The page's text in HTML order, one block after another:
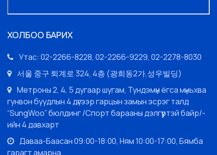
ХОЛБОО БАРИХ
Утас: 02-2266-8228, 02-2266-9229, 02-2278-8030
서울 중구 퇴계로 324, 4층 (광희동2가,성우빌딩)
Метроны 2, 4, 5 дугаар шугам, Тундэмүн ёгса мүньхва
гунвон буудлын 4 дүгээр гарцын замын эсрэг талд
“SungWoo” бюлдинг /Спорт барааны дэлгүүртэй байр/-
ийн 4 давхарт
Даваа-Баасан 09:00-18:00, Ням 10:00-17:00, Бямба
гарагт амарна.